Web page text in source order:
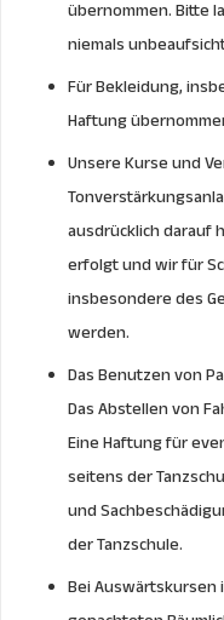
übernommen. Bitte
niemals
Für Bekleidung,
Haftung
Unsere Kurse und
ausdrücklich darauf
erfolgt und wir für
insbesondere des
werden.
Das Benutzen von
Das Abstellen von
Eine Haftung für
seitens der
und
der Tanzschule.
Bei